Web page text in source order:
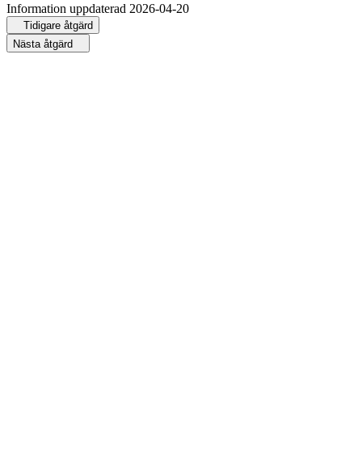
Information uppdaterad 2026-04-20
Tidigare åtgärd
Nästa åtgärd